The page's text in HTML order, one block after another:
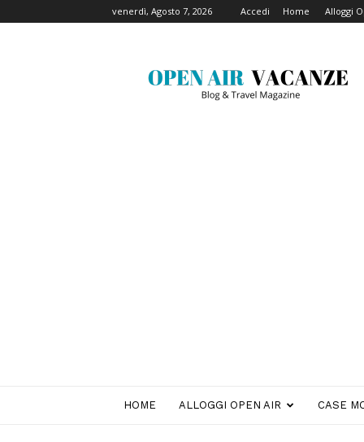
venerdì, Agosto 7, 2026 Accedi Home Alloggi
Air
Vacanze
HOME ALLOGGI OPEN AIR CASE